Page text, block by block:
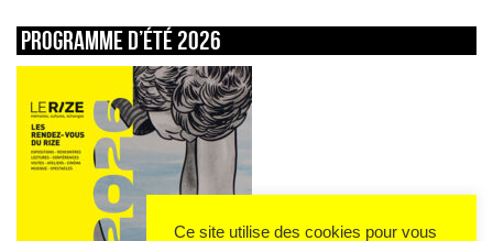
Programme d’été 2026
Ce site utilise des cookies pour vous